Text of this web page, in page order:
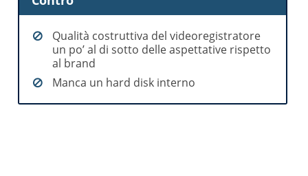
Qualità costruttiva del videoregistratore
un po’ al di sotto delle aspettative rispetto
al brand
Manca un hard disk interno